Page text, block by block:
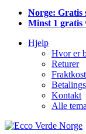
Norge: Gratis
Minst 1 gratis
Hjelp
Hvor er
Returer
Kontakt
Alle